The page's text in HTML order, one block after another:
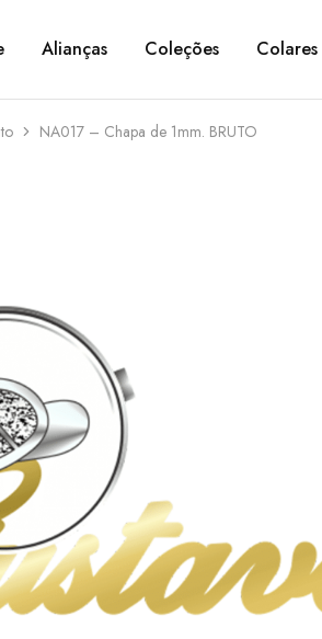
Alianças Coleções Colares
NA017 – Chapa de 1mm. BRUTO